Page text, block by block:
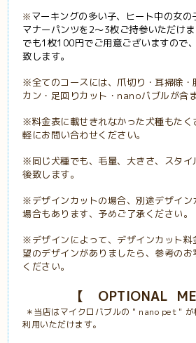
※マーキングの多い子、ヒート中の女の
マナーパンツを2〜3枚ご持参いただけ
でも1枚100円でご用意ございますので
致します。
※全てのコースには、爪切り・耳掃除・
カン・足回りカット・nanoバブルが含
※料金表に載せきれなかった犬種もたく
軽にお問い合わせください。
※同じ犬種でも、毛量、大きさ、スタイ
後致します。
※デザインカットの場合、別途デザイン
場合もあります、予めご了承ください。
※デザインによって、デザインカット料
望のデザインがありましたら、参考の
ください。
【 OPTIONAL
＊当店はマイクロバブルの＂nano pet＂
利用いただけます。